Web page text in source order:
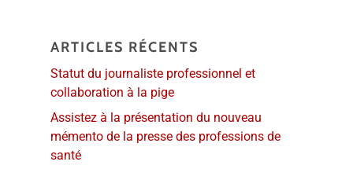
ARTICLES RÉCENTS
Statut du journaliste professionnel et
collaboration à la pige
Assistez à la présentation du nouveau
mémento de la presse des professions de
santé